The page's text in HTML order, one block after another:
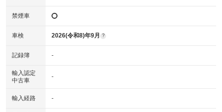
禁煙車
車検 2026(令和8)年9月 ?
記録簿 -
輸入認定
中古車
-
輸入経路 -